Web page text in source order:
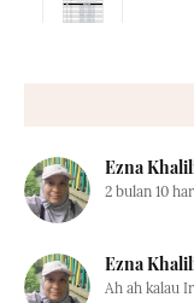
Ezna
2 bulan 10
Ezna
Ah ah kalau